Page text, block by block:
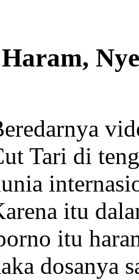
Tari di
itu
itu
dosanya